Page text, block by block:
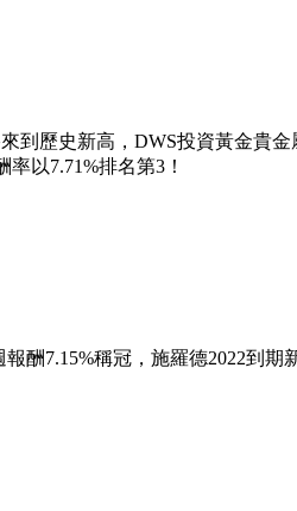
到歷史新高，DWS投資黃金貴
以7.71%排名第3！
酬7.15%稱冠，施羅德2022到期